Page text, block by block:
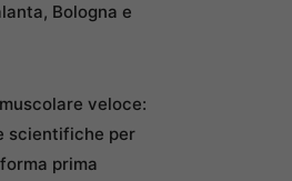
Bologna e
veloce:
scientifiche per
prima